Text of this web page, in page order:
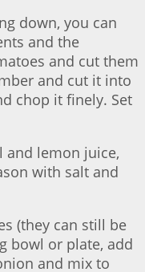
down, you can
and the
and cut them
and cut it into
chop it finely. Set
and lemon juice,
with salt and
(they can still be
bowl or plate, add
and mix to